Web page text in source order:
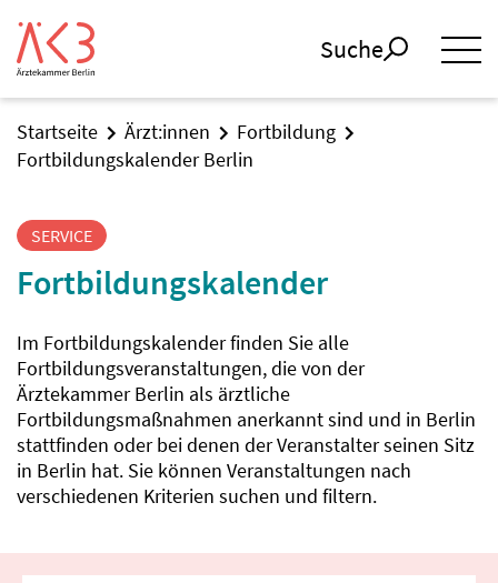
Suche
Startseite Ärzt:innen
Fortbildung
Fortbildungskalender Berlin
SERVICE
Fortbildungskalender
Im Fortbildungskalender finden Sie alle
Fortbildungsveranstaltungen, die von der
Ärztekammer Berlin als ärztliche
Fortbildungsmaßnahmen anerkannt sind und in Berlin
stattfinden oder bei denen der Veranstalter seinen Sitz
in Berlin hat. Sie können Veranstaltungen nach
verschiedenen Kriterien suchen und filtern.